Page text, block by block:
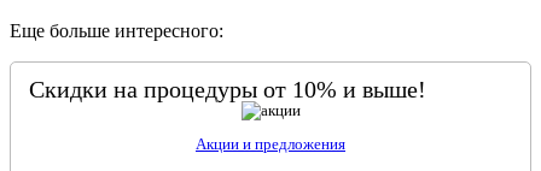
Еще больше интересного:
Скидки на процедуры от 10% и выше!
Акции и предложения